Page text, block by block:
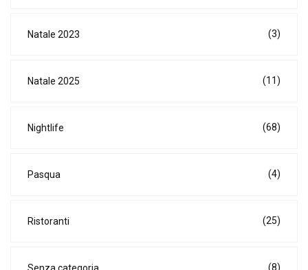
Natale 2023 (3)
Natale 2025 (11)
Nightlife (68)
Pasqua (4)
Ristoranti (25)
(8)